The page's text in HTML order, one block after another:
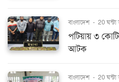
বাংলাদেশ - 20
পটিয়ায় ৩
আটক
বাংলাদেশ - 20